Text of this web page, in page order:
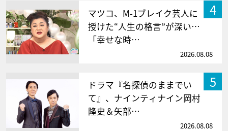
4
マツコ、M-1ブレイク芸人に
授けた“人生の格言”が深い…
「幸せな時…
2026.08.08
5
ドラマ『名探偵のままでい
て』、ナインティナイン岡村
隆史＆矢部…
2026.08.08